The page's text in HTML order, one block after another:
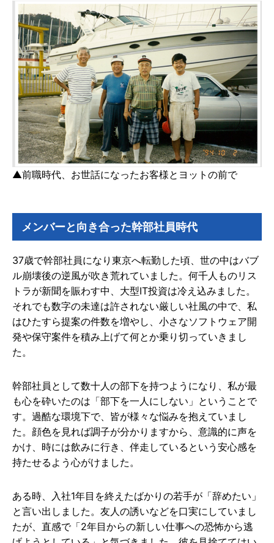
▲前職時代、お世話になったお客様とヨットの前で
メンバーと向き合った幹部社員時代
37歳で幹部社員になり東京へ転勤した頃、世の中はバブ
ル崩壊後の逆風が吹き荒れていました。何千人ものリス
トラが新聞を賑わす中、大型IT投資は冷え込みました。
それでも数字の未達は許されない厳しい社風の中で、私
はひたすら提案の件数を増やし、小さなソフトウェア開
発や保守案件を積み上げて何とか乗り切っていきまし
た。
幹部社員として数十人の部下を持つようになり、私が最
も心を砕いたのは「部下を一人にしない」ということで
す。過酷な環境下で、皆が様々な悩みを抱えていまし
た。顔色を見れば調子が分かりますから、意識的に声を
かけ、時には飲みに行き、伴走しているという安心感を
持たせるよう心がけました。
ある時、入社1年目を終えたばかりの若手が「辞めたい」
と言い出しました。友人の誘いなどを口実にしていまし
たが、直感で「2年目からの新しい仕事への恐怖から逃